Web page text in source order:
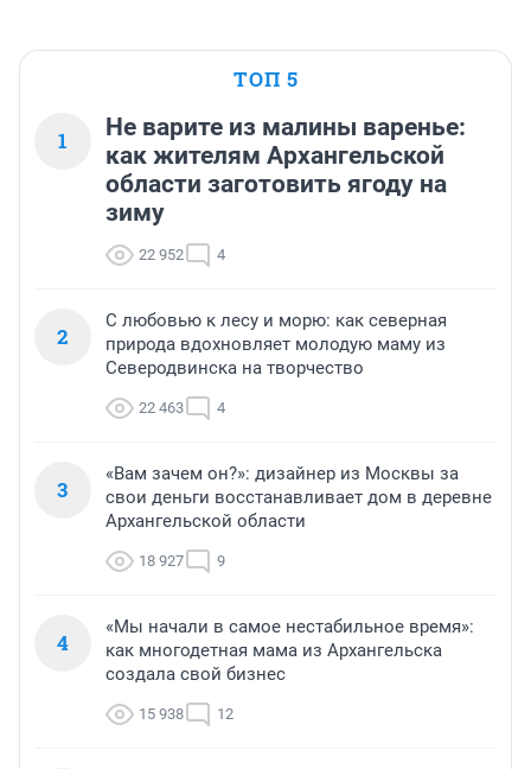
ТОП 5
1
Не варите из малины варенье:
как жителям Архангельской
области заготовить ягоду на
зиму
22 952 4
2
С любовью к лесу и морю: как северная
природа вдохновляет молодую маму из
Северодвинска на творчество
22 463 4
3
«Вам зачем он?»: дизайнер из Москвы за
свои деньги восстанавливает дом в деревне
Архангельской области
18 927 9
4
«Мы начали в самое нестабильное время»:
как многодетная мама из Архангельска
создала свой бизнес
15 938 12